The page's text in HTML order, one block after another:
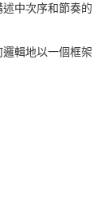
中次序和節奏的
輯地以一個框架